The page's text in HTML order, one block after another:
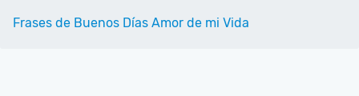
Frases de Buenos Días Amor de mi Vida